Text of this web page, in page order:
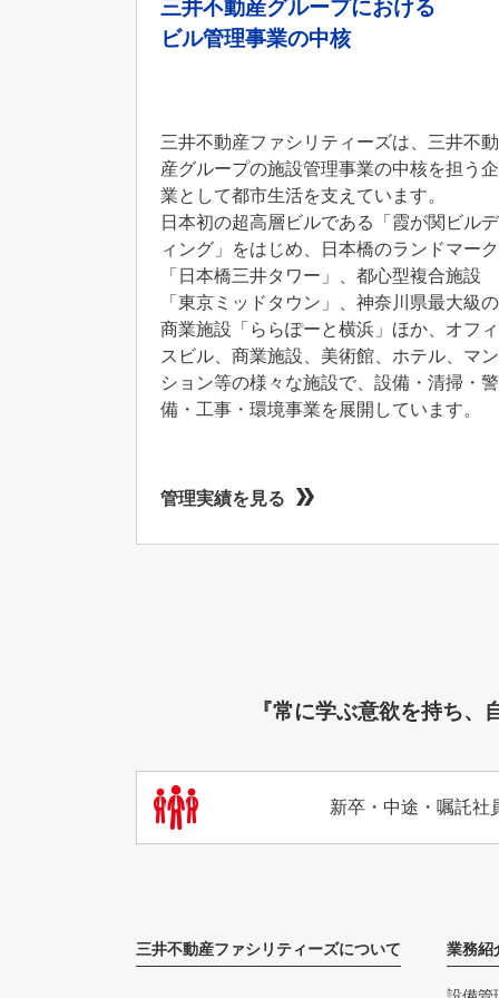
三井不動産グループにおける
ビル管理事業の中核
三井不動産ファシリティーズは、三井不動
産グループの施設管理事業の中核を担う企
業として都市生活を支えています。
日本初の超高層ビルである「霞が関ビルデ
ィング」をはじめ、日本橋のランドマーク
「日本橋三井タワー」、都心型複合施設
「東京ミッドタウン」、神奈川県最大級の
商業施設「ららぽーと横浜」ほか、オフィ
スビル、商業施設、美術館、ホテル、マン
ション等の様々な施設で、設備・清掃・警
備・工事・環境事業を展開しています。
管理実績を見る
『常に学ぶ意欲を持ち
新卒・中途・嘱託社
三井不動産ファシリティーズについて 業務紹